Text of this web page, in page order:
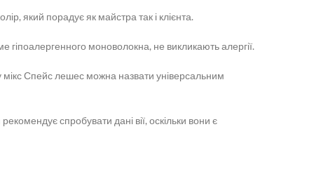
який порадує як майстра так і клієнта.
гіпоалергенного моноволокна, не викликають алергії.
мікс Спейс лешес можна назвати універсальним
спробувати дані вії, оскільки вони є